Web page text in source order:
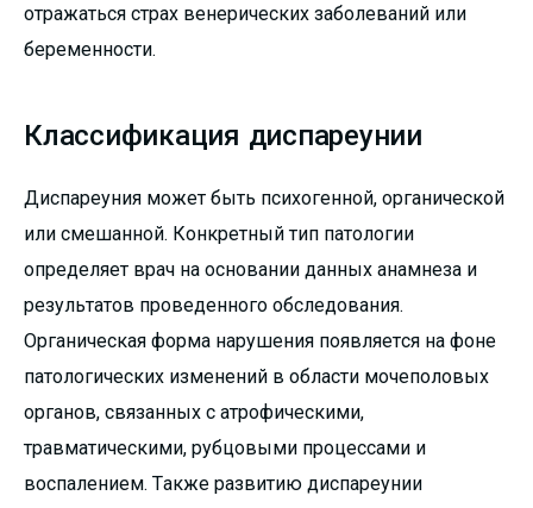
отражаться страх венерических заболеваний или
беременности.
Классификация диспареунии
Диспареуния может быть психогенной, органической
или смешанной. Конкретный тип патологии
определяет врач на основании данных анамнеза и
результатов проведенного обследования.
Органическая форма нарушения появляется на фоне
патологических изменений в области мочеполовых
органов, связанных с атрофическими,
травматическими, рубцовыми процессами и
воспалением. Также развитию диспареунии